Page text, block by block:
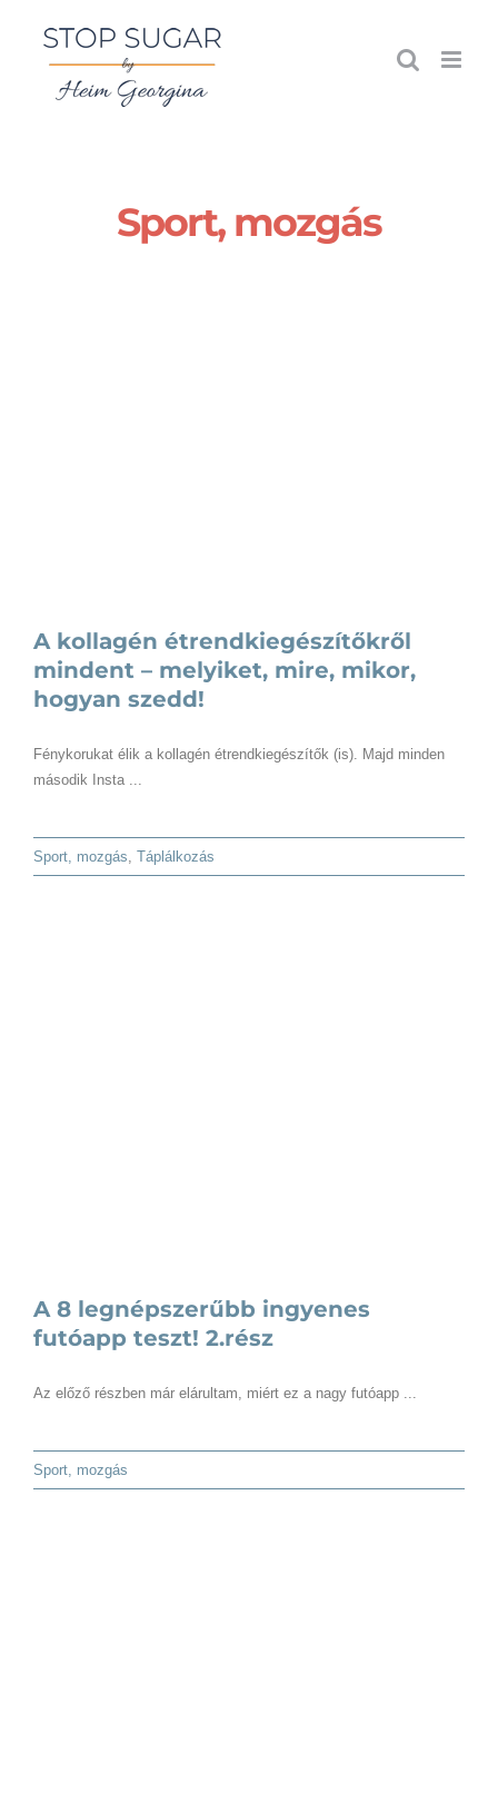
Sport, mozgás
A kollagén étrendkiegészítőkről
mindent – melyiket, mire, mikor,
hogyan szedd!
Fénykorukat élik a kollagén étrendkiegészítők (is). Majd minden
második Insta ...
Sport, mozgás Táplálkozás
A 8 legnépszerűbb ingyenes
futóapp teszt! 2.rész
Az előző részben már elárultam, miért ez a nagy futóapp ...
Sport, mozgás